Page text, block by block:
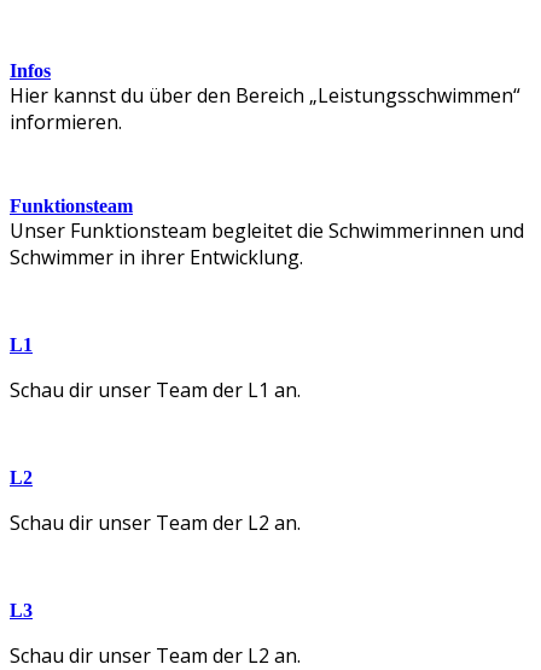
Infos
Hier kannst du über den Bereich „Leistungsschwimmen“
informieren.
Funktionsteam
Unser Funktionsteam begleitet die Schwimmerinnen und
Schwimmer in ihrer Entwicklung.
L1
Schau dir unser Team der L1 an.
L2
Schau dir unser Team der L2 an.
L3
Schau dir unser Team der L2 an.